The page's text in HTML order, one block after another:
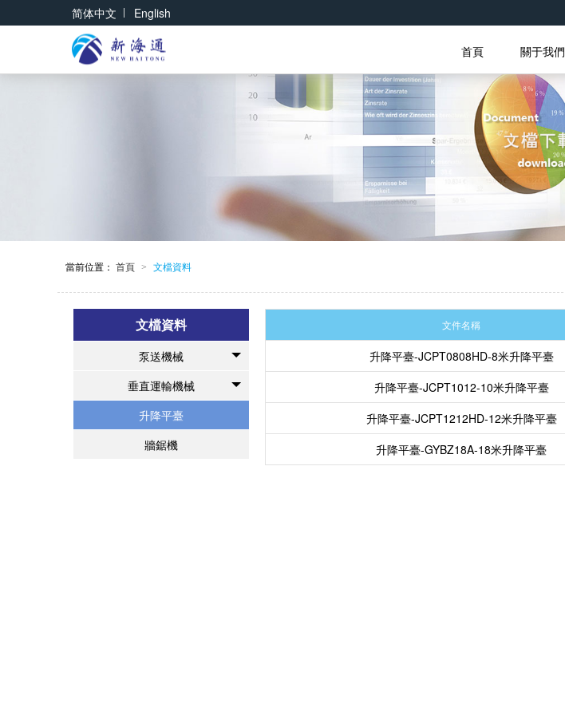
简体中文 | English
首頁 關于我們
當前位置： 首頁 > 文檔資料
文檔資料
泵送機械
垂直運輸機械
升降平臺
牆鋸機
文件名稱
升降平臺-JCPT0808HD-8米升降平臺
升降平臺-JCPT1012-10米升降平臺
升降平臺-JCPT1212HD-12米升降平臺
升降平臺-GYBZ18A-18米升降平臺